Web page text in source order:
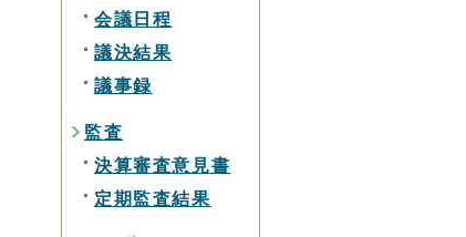
会議日程
議決結果
議事録
監査
決算審査意見書
定期監査結果